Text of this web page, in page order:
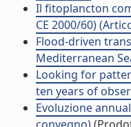
Il fitoplancton
CE 2000/60)
Flood-driven
Mediterranean
Looking for
ten years of
Evoluzione